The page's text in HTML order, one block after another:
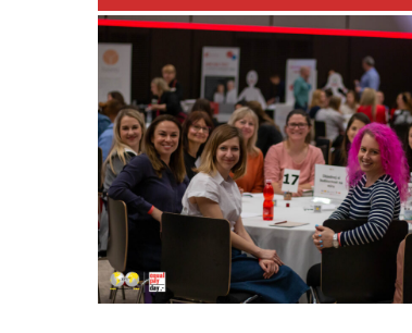
Hit enter to search or ESC to close